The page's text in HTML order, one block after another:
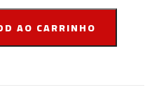
AO CARRINHO